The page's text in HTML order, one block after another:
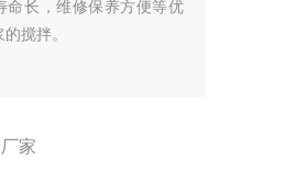
命长，维修保养方便等优
搅拌。
家